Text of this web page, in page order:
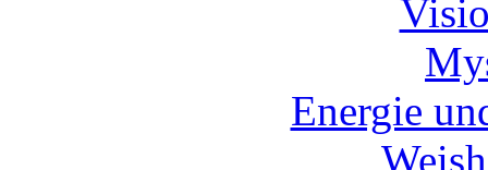
Energie